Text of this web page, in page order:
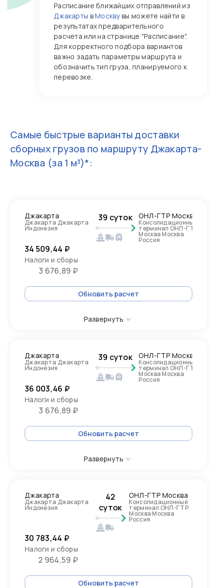
Расписание ближайших отправлений из
Джакарты вМосквувы можете найти в
результатах предварительного
расчета или на странице "Расписание".
Для корректного подбора вариантов
важно задать параметры маршрута и
обозначить тип груза, планируемого к
перевозке.
Самые быстрые варианты доставки
сборных грузов по маршруту Джакарта-
Москва (за 1 м³)*:
Джакарта
Джакарта Джакарта
Индонезия
39 суток ОНЛ-ГТР Москва
Консолидационный
терминал ОНЛ-ГТР
Москва Москва
Россия
34 509,44 ₽
Налоги и сборы
3 676,89 ₽
Обновить расчет
Развернуть
Джакарта
Джакарта Джакарта
Индонезия
39 суток ОНЛ-ГТР Москва
Консолидационный
терминал ОНЛ-ГТР
Москва Москва
Россия
36 003,46 ₽
Налоги и сборы
3 676,89 ₽
Обновить расчет
Развернуть
Джакарта
Джакарта Джакарта
Индонезия
42
суток
ОНЛ-ГТР Москва
Консолидационный
терминал ОНЛ-ГТР
Москва Москва
Россия
30 783,44 ₽
Налоги и сборы
2 964,59 ₽
Обновить расчет